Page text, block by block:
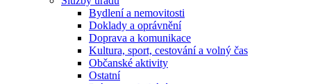
Bydlení a nemovitosti
Doklady a oprávnění
Doprava a komunikace
Kultura, sport, cestování a volný čas
Občanské aktivity
Ostatní